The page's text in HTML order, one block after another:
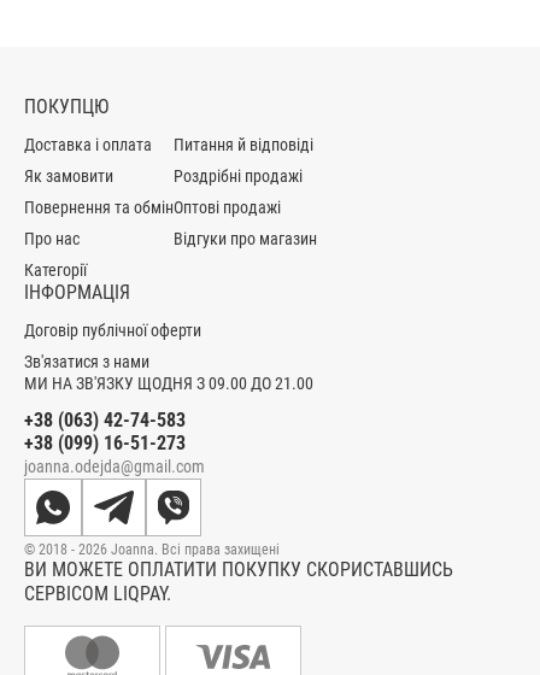
МИ НА ЗВ'ЯЗКУ ЩОДНЯ З 09.00 ДО 21.00
+38 (063) 42-74-583
+38 (099) 16-51-273
joanna.odejda@gmail.com
ПОКУПЦЮ
Доставка і оплата
Як замовити
Повернення та обмін
Про нас
Категорії
Питання й відповіді
Роздрібні продажі
Оптові продажі
Відгуки про магазин
ІНФОРМАЦІЯ
Договір публічної оферти
Зв'язатися з нами
ВИ МОЖЕТЕ ОПЛАТИТИ ПОКУПКУ СКОРИСТАВШИСЬ
СЕРВІСОМ LIQPAY.
© 2018 - 2026 Joanna. Всі права захищені